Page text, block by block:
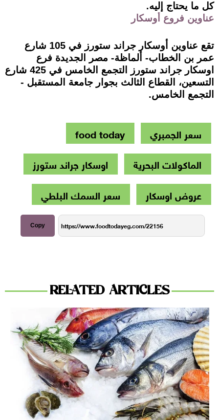
كل ما يحتاج إليه.
عناوين فروع أوسكار
تقع عناوين أوسكار جراند ستورز في 105 شارع
عمر بن الخطاب- ألماظة- مصر الجديدة فرع
اوسكار جراند ستورز التجمع الخامس في 425 شارع
التسعين، القطاع الثالث بجوار جامعة المستقبل -
التجمع الخامس.
سعر الجمبري
food today
الماكولات البحرية
اوسكار جراند ستورز
عروض اوسكار
سعر السمك البلطي
Copy
RELATED ARTICLES